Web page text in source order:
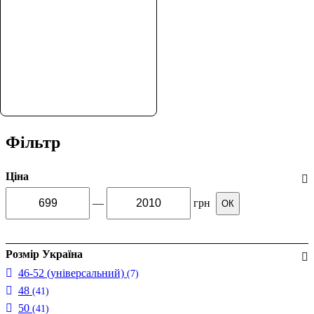
Легка пляжна туніка з
напівпрозорого шифону.
куліска під грудьми
забезпечують комфортну
посадку та легкість у
Фільтр
Ціна
— грн ОК
Розмір Україна
46-52 (універсальний) (7)
48 (41)
50 (41)